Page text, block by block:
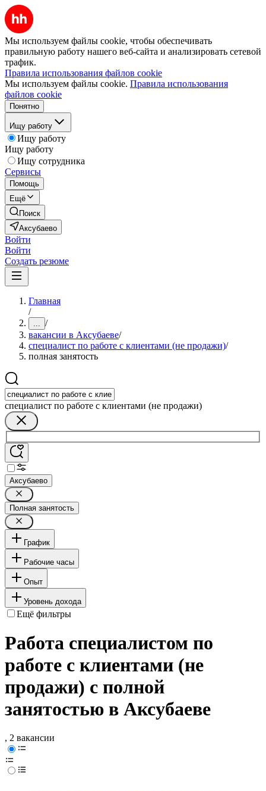
Мы используем файлы cookie, чтобы обеспечивать
правильную работу нашего веб-сайта и анализировать сетевой
трафик.
Правила использования файлов cookie
Мы используем файлы cookie. Правила использования
файлов cookie
Понятно
Ищу работу
Ищу работу
Ищу работу
Ищу сотрудника
Сервисы
Помощь
Ещё
Поиск
Аксубаево
Войти
Войти
Создать резюме
Главная
/
... /
вакансии в Аксубаеве/
специалист по работе с клиентами (не продажи)/
полная занятость
специалист по работе с клиентами (не продажи)
Аксубаево
Полная занятость
График
Рабочие часы
Опыт
Уровень дохода
Ещё фильтры
Работа специалистом по
работе с клиентами (не
продажи) с полной
занятостью в Аксубаеве
, 2 вакансии